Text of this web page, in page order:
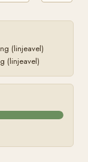
(linjeavel)
(linjeavel)